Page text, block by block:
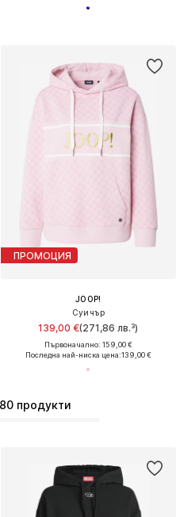
ПРОМОЦИЯ
JOOP!
Суичър
139,00 €(271,86 лв.³)
Първоначално: 159,00 €
Последна най-ниска цена:139,00 €
продукти